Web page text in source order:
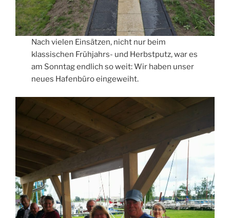
Nach vielen Einsätzen, nicht nur beim
klassischen Frühjahrs- und Herbstputz, war es
am Sonntag endlich so weit: Wir haben unser
neues Hafenbüro eingeweiht.